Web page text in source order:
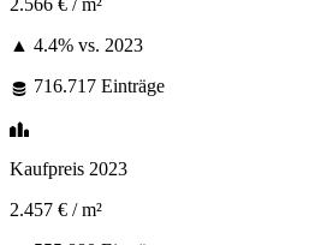
2.566 € / m²
▲ 4.4% vs. 2023
716.717 Einträge
Kaufpreis 2023
2.457 € / m²